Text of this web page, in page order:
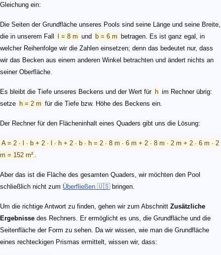
Gleichung ein:
Die Seiten der Grundfläche unseres Pools sind seine Länge und seine Breite,
die in unserem Fall
l = 8 m und b = 6 m
betragen. Es ist ganz egal, in
welcher Reihenfolge wir die Zahlen einsetzen; denn das bedeutet nur, dass
wir das Becken aus einem anderen Winkel betrachten und ändert nichts an
seiner Oberfläche.
Es bleibt die Tiefe unseres Beckens und der Wert für h im Rechner übrig:
setze h = 2 m für die Tiefe bzw. Höhe des Beckens ein.
Der Rechner für den Flächeninhalt eines Quaders gibt uns die Lösung:
A = 2 ∙ l ∙ b + 2 ∙ l ∙ h + 2 ∙ b ∙ h = 2 ∙ 8 m ∙ 6 m + 2 ∙ 8 m ∙ 2 m + 2 ∙ 6 m ∙ 2
m = 152 m²
Aber das ist die Fläche des gesamten Quaders, wir möchten den Pool
schließlich nicht zum Überfließen 🇺🇸bringen.
Um die richtige Antwort zu finden, gehen wir zum Abschnitt Zusätzliche
Ergebnisse des Rechners. Er ermöglicht es uns, die Grundfläche und die
Seitenfläche der Form zu sehen. Da wir wissen, wie man die Grundfläche
eines rechteckigen Prismas ermittelt, wissen wir, dass: